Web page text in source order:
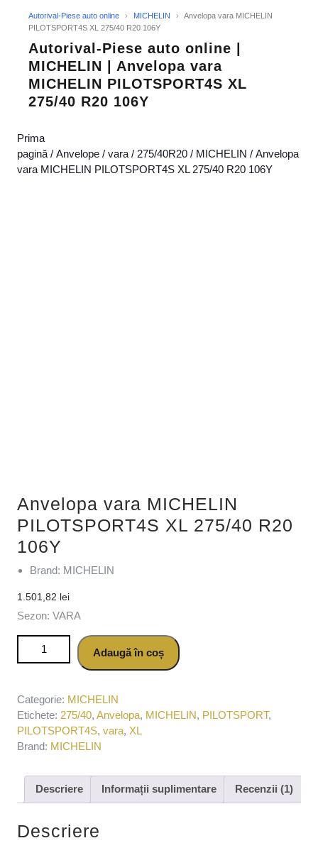
Autorival-Piese auto online › MICHELIN ›
Anvelopa vara MICHELIN
PILOTSPORT4S XL 275/40 R20 106Y
Autorival-Piese auto online |
MICHELIN | Anvelopa vara
MICHELIN PILOTSPORT4S XL
275/40 R20 106Y
Prima
pagină / Anvelope / vara / 275/40R20 / MICHELIN / Anvelopa
vara MICHELIN PILOTSPORT4S XL 275/40 R20 106Y
Anvelopa vara MICHELIN
PILOTSPORT4S XL 275/40 R20
106Y
Brand: MICHELIN
1.501,82 lei
Sezon: VARA
Cantitate Anvelopa vara MICHELIN PILOTSPORT4S XL
275/40 R20 106YAdaugă în coș
Categorie: MICHELIN
Etichete: 275/40, Anvelopa, MICHELIN, PILOTSPORT,
PILOTSPORT4S, vara, XL
Brand: MICHELIN
Descriere Informații suplimentare Recenzii (1)
Descriere